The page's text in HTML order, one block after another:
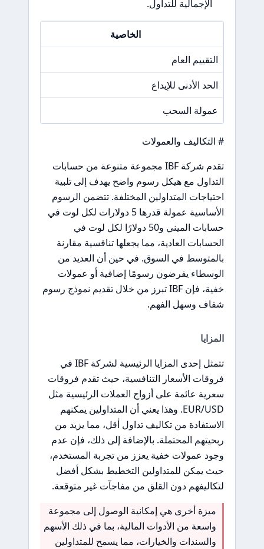
الإجمالية للتداول.
الخاصية
التقييم العام
الحد الأدنى للإيداع
عمولة السحب
# التكاليف والعمولات
تقدم شركة IBF مجموعة متنوعة من حسابات
التداول مع هيكل رسوم واضح يهدف إلى تلبية
احتياجات المتداولين المختلفة. تتضمن الرسوم
الأساسية عمولة قدرها 5 دولارات لكل لوت في
حسابات الميني و50 دولارًا لكل لوت في
الحسابات العادية، مما يجعلها تنافسية مقارنة
بالمتوسط في السوق. في حين أن العديد من
الوسطاء يفرضون رسومًا إضافية أو عمولات
خفية، فإن IBF تبرز من خلال تقديم نموذج رسوم
شفاف وسهل الفهم.
المزايا
تتمثل إحدى المزايا الرئيسية لشركة IBF في
فروقات الأسعار التنافسية، حيث تقدم فروقات
سعرية عائمة على أزواج العملات الرئيسية مثل
EUR/USD. وهذا يعني أن المتداولين يمكنهم
الاستفادة من تكاليف تداول أقل، مما يزيد من
ربحيتهم المحتملة. بالإضافة إلى ذلك، فإن عدم
وجود عمولات خفية يعزز من تجربة المستخدم،
حيث يمكن للمتداولين التخطيط بشكل أفضل
لتكاليفهم دون القلق من مفاجآت غير متوقعة.
ميزة أخرى هي إمكانية الوصول إلى مجموعة
واسعة من الأدوات المالية، بما في ذلك الأسهم
والسندات والخيارات، مما يسمح للمتداولين